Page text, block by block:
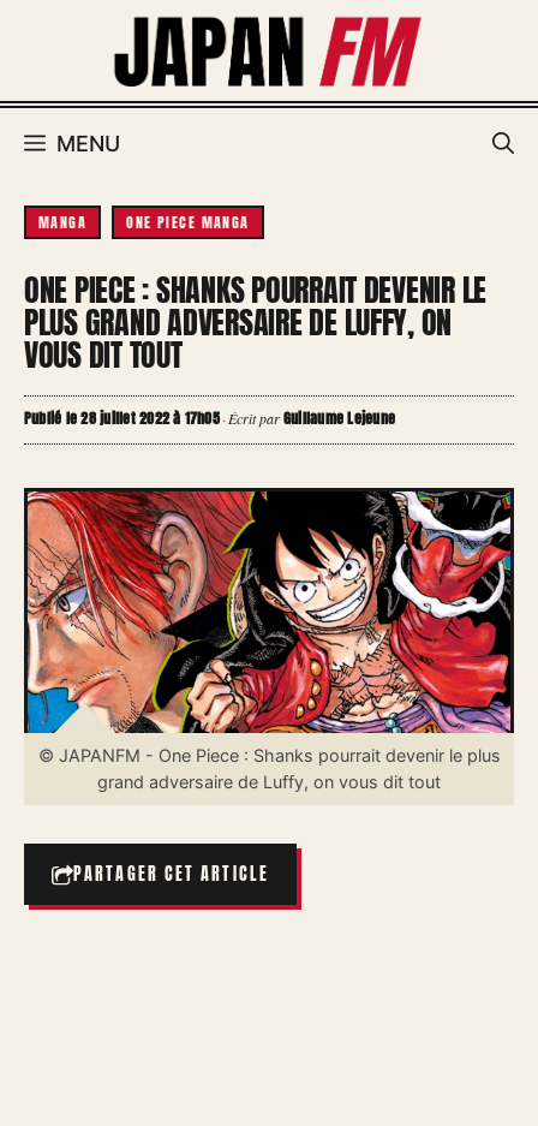
MENU
MANGA ONE PIECE MANGA
ONE PIECE : SHANKS POURRAIT DEVENIR LE
PLUS GRAND ADVERSAIRE DE LUFFY, ON
VOUS DIT TOUT
Publié le 28 juillet 2022 à 17h05·Écrit parGuillaume Lejeune
© JAPANFM - One Piece : Shanks pourrait devenir le plus
grand adversaire de Luffy, on vous dit tout
PARTAGER CET ARTICLE